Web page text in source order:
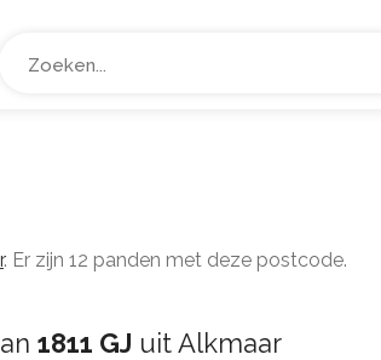
. Er zijn 12 panden met deze postcode.
1811 GJ uit Alkmaar